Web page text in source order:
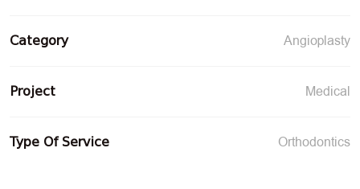
Category Angioplasty
Project Medical
Type Of Service Orthodontics